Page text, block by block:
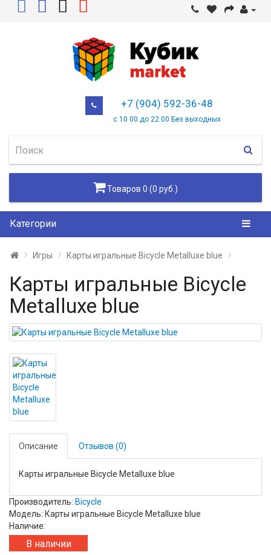
+7 (904) 592-36-48
с 10 00 до 22 00 Без выходных
Товаров 0 (0 руб.)
Категории
Игры Карты игральные Bicycle Metalluxe blue
Карты игральные Bicycle
Metalluxe blue
Описание Отзывов (0)
Карты игральные Bicycle Metalluxe blue
Производитель: Bicycle
Модель: Карты игральные Bicycle Metalluxe blue
Наличие:
В наличии